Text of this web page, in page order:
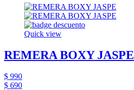
Quick view
REMERA BOXY JASPE
$ 990
$ 690